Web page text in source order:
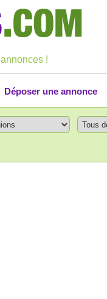
annonces !
Déposer une annonce